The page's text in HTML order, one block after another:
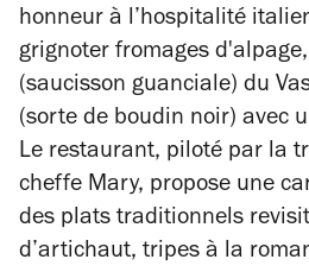
honneur à l’hospitalité
grignoter fromages
(saucisson guanciale) du
(sorte de boudin noir) avec
Le restaurant, piloté par la
cheffe Mary, propose une
des plats traditionnels
d’artichaut, tripes à la